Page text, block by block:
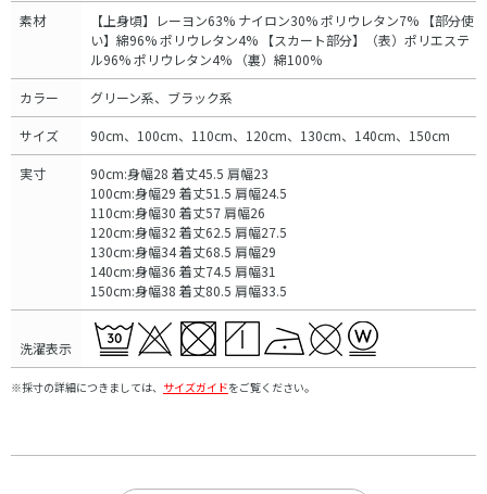
素材
【上身頃】レーヨン63% ナイロン30% ポリウレタン7% 【部分使
い】綿96% ポリウレタン4% 【スカート部分】（表）ポリエステ
ル96% ポリウレタン4% （裏）綿100%
カラー グリーン系、ブラック系
サイズ 90cm、100cm、110cm、120cm、130cm、140cm、150cm
実寸
90cm:身幅28 着丈45.5 肩幅23
100cm:身幅29 着丈51.5 肩幅24.5
110cm:身幅30 着丈57 肩幅26
120cm:身幅32 着丈62.5 肩幅27.5
130cm:身幅34 着丈68.5 肩幅29
140cm:身幅36 着丈74.5 肩幅31
150cm:身幅38 着丈80.5 肩幅33.5
洗濯表示
※採寸の詳細につきましては、 サイズガイドをご覧ください。